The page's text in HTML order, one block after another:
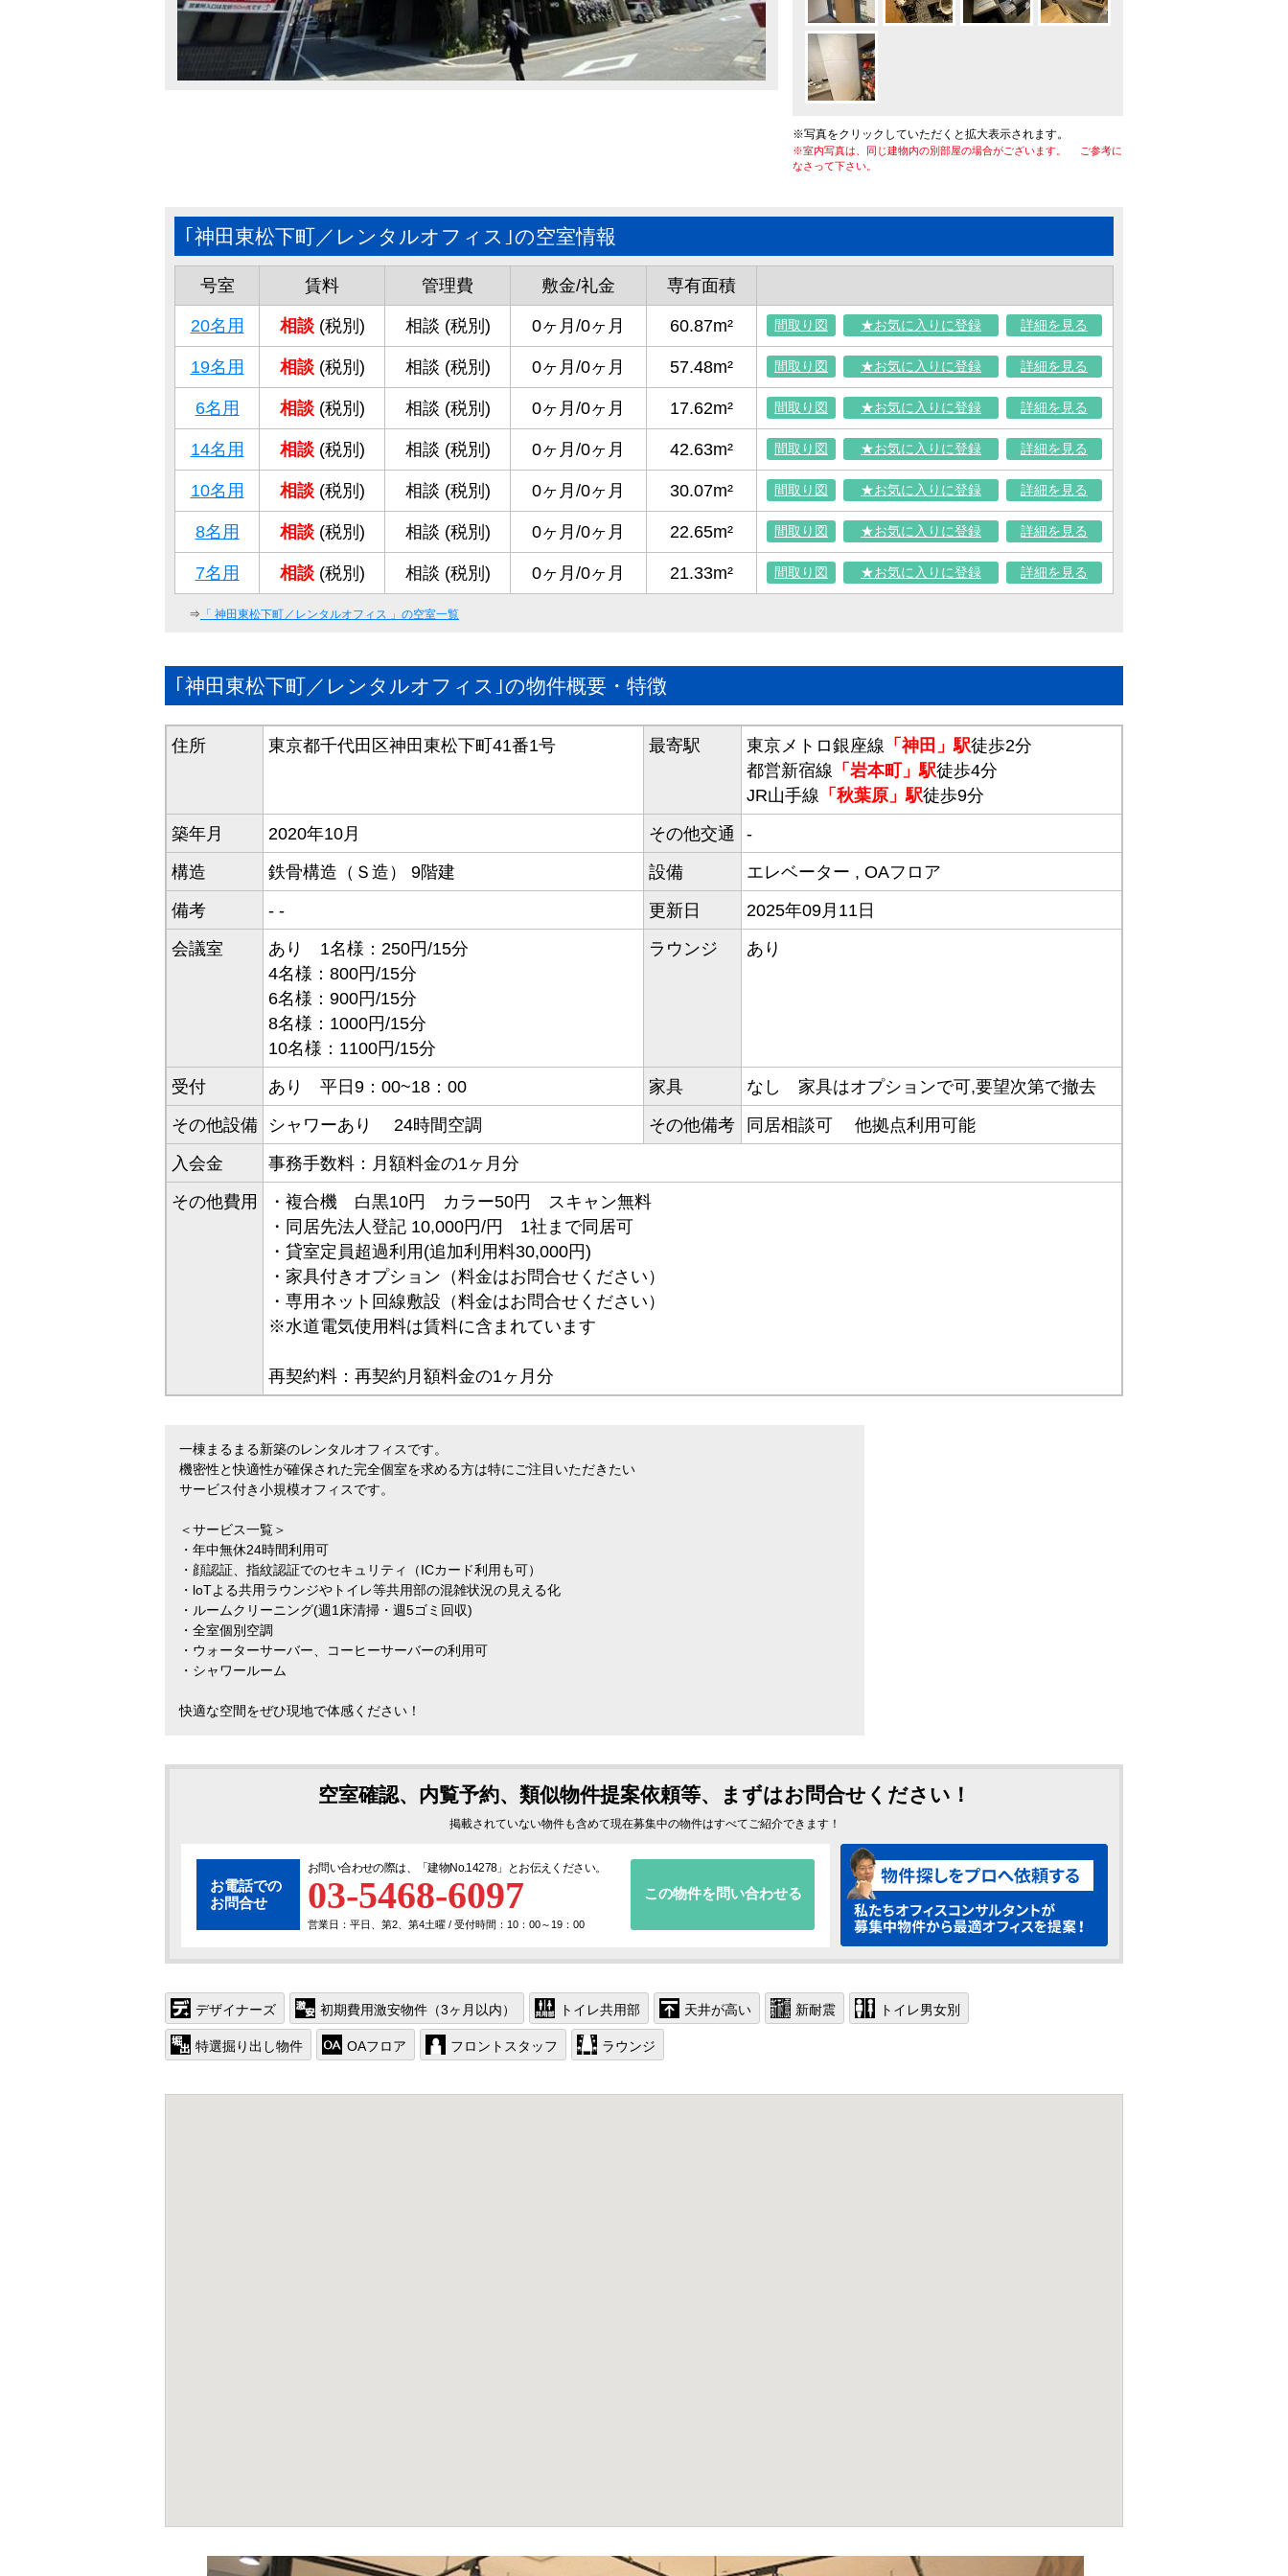
※写真をクリックしていただくと拡大表示されます。
※室内写真は、同じ建物内の別部屋の場合がございます。 ご参考に
なさって下さい。
｢神田東松下町／レンタルオフィス｣の空室情報
号室 賃料 管理費 敷金/礼金 専有面積
20名用 相談(税別) 相談 (税別) 0ヶ月/0ヶ月 60.87m² 間取り図 ★お気に入りに登録 詳細を見る
19名用 相談(税別) 相談 (税別) 0ヶ月/0ヶ月 57.48m² 間取り図 ★お気に入りに登録 詳細を見る
6名用 相談(税別) 相談 (税別) 0ヶ月/0ヶ月 17.62m² 間取り図 ★お気に入りに登録 詳細を見る
14名用 相談(税別) 相談 (税別) 0ヶ月/0ヶ月 42.63m² 間取り図 ★お気に入りに登録 詳細を見る
10名用 相談(税別) 相談 (税別) 0ヶ月/0ヶ月 30.07m² 間取り図 ★お気に入りに登録 詳細を見る
8名用 相談(税別) 相談 (税別) 0ヶ月/0ヶ月 22.65m² 間取り図 ★お気に入りに登録 詳細を見る
7名用 相談(税別) 相談 (税別) 0ヶ月/0ヶ月 21.33m² 間取り図 ★お気に入りに登録 詳細を見る
⇒ 「 神田東松下町／レンタルオフィス 」の空室一覧
｢神田東松下町／レンタルオフィス｣の物件概要・特徴
住所 東京都千代田区神田東松下町41番1号 最寄駅 東京メトロ銀座線 「神田」駅徒歩2分
都営新宿線 「岩本町」駅徒歩4分
JR山手線 「秋葉原」駅徒歩9分
築年月
2020年10月 その他交通
-
構造
鉄骨構造（Ｓ造） 9階建 設備 エレベーター , OAフロア
備考
- - 更新日
2025年09月11日
会議室
あり 1名様：250円/15分
4名様：800円/15分
6名様：900円/15分
8名様：1000円/15分
10名様：1100円/15分
ラウンジ あり
受付 あり 平日9：00~18：00 家具
なし 家具はオプションで可,要望次第で撤去
その他設備
シャワーあり 24時間空調 その他備考
同居相談可 他拠点利用可能
入会金
事務手数料：月額料金の1ヶ月分
その他費用
・複合機 白黒10円 カラー50円 スキャン無料
・同居先法人登記 10,000円/円 1社まで同居可
・貸室定員超過利用(追加利用料30,000円)
・家具付きオプション（料金はお問合せください）
・専用ネット回線敷設（料金はお問合せください）
※水道電気使用料は賃料に含まれています
再契約料：再契約月額料金の1ヶ月分
一棟まるまる新築のレンタルオフィスです。
機密性と快適性が確保された完全個室を求める方は特にご注目いただきたい
サービス付き小規模オフィスです。
＜サービス一覧＞
・年中無休24時間利用可
・顔認証、指紋認証でのセキュリティ（ICカード利用も可）
・loTよる共用ラウンジやトイレ等共用部の混雑状況の見える化
・ルームクリーニング(週1床清掃・週5ゴミ回収)
・全室個別空調
・ウォーターサーバー、コーヒーサーバーの利用可
・シャワールーム
快適な空間をぜひ現地で体感ください！
空室確認、内覧予約、類似物件提案依頼等、まずはお問合せください！
掲載されていない物件も含めて現在募集中の物件はすべてご紹介できます！
お電話での
お問合せ
お問い合わせの際は、「建物No.14278」とお伝えください。
03-5468-6097
営業日：平日、第2、第4土曜 / 受付時間：10：00～19：00
この物件を問い合わせる
デザイナーズ 初期費用激安物件（3ヶ月以内） トイレ共用部 天井が高い 新耐震 トイレ男女別
特選掘り出し物件 OAフロア フロントスタッフ ラウンジ